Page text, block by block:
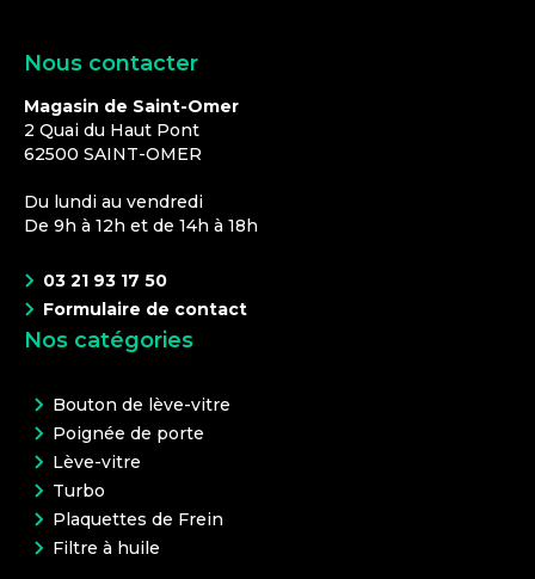
Nous contacter
Magasin de Saint-Omer
2 Quai du Haut Pont
62500 SAINT-OMER
Du lundi au vendredi
De 9h à 12h et de 14h à 18h
03 21 93 17 50
Formulaire de contact
Nos catégories
Bouton de lève-vitre
Poignée de porte
Lève-vitre
Turbo
Plaquettes de Frein
Filtre à huile